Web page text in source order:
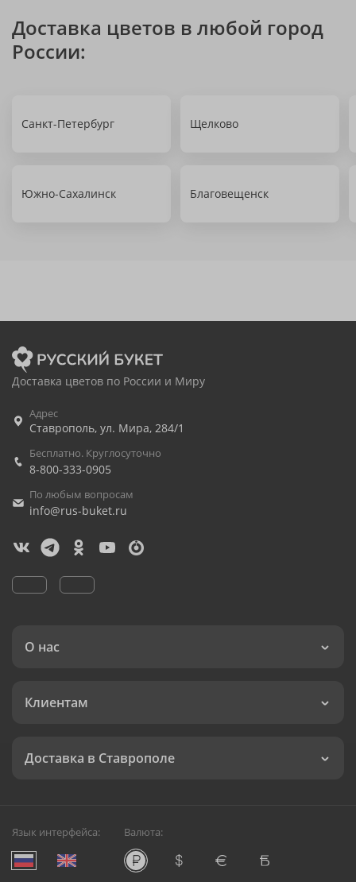
Доставка цветов в любой город
России:
Санкт-Петербург Щелково
Южно-Сахалинск Благовещенск
Доставка цветов по России и Миру
Адрес
Ставрополь, ул. Мира, 284/1
Бесплатно. Круглосуточно
8-800-333-0905
По любым вопросам
info@rus-buket.ru
О нас
Клиентам
Доставка в Ставрополе
Язык интерфейса: Валюта: